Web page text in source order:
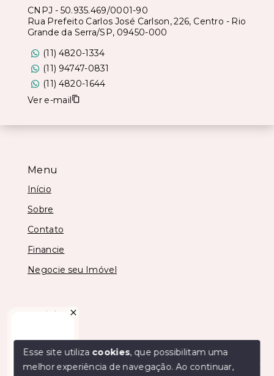
Menu
Início
Sobre
Contato
Financie
Negocie seu Imóvel
Social
CNPJ - 50.935.469/0001-90
Rua Prefeito Carlos José Carlson, 226, Centro - Rio
Grande da Serra/SP, 09450-000
(11) 4820-1334
(11) 94747-0831
(11) 4820-1644
Ver e-mail
Esse site utiliza cookies, que possibilitam uma
melhor experiência de navegação.Ao continuar,